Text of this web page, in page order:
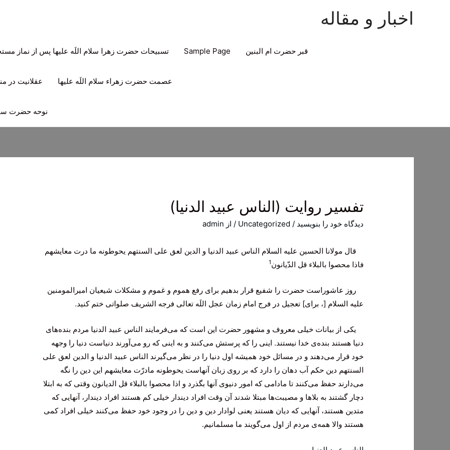
اخبار و مقاله
قبر حضرت ام البنین Sample Page تسبیحات حضرت زهرا سلام اللَه علیها پس از نماز
عصمت حضرت زهراء سلام اللَه علیها عقلانیت در
نوحه حضرت
تفسير روايت (الناس عبيد الدنيا)
دیدگاه‌ خود را بنویسید /
Uncategorized / از admin
قال مولانا الحسین علیه السلام الناس عبید الدنیا و الدین لعق علی السنتهم یحوطونه ما درت معایشهم
فاذا محصوا بالبلاء قل الدّیانون‌1
روز عاشوراست حضرت را شفیع قرار بدهیم برای رفع هموم و غموم و مشکلات شیعیان امیرالمومنین
علیه السلام [، برای‌] تعجیل در فرج امام زمان عجل اللَه تعالی فرجه الشریف صلواتی ختم کنید.
یکی از بیانات خیلی معروف و مشهور حضرت این است که می‌فرمایند الناس عبید الدنیا مردم بنده‌های
دنیا هستند بنده‌ی خدا نیستند. اینی را که پرستش می‌کنند و به اینی که رو می‌آورند دنیاست دنیا را وجهه
خود قرار می‌دهند و در مسائل خود همیشه اول دنیا را در نظر می‌گیرند الناس عبید الدنیا و الدین لعق علی
السنتهم دین حکم آب دهان را دارد که بر روی زبان آنهاست یحوطونه مادرّت معایشهم این دین را نگه
می‌دارند حفظ می‌کنند تا مادامی که امور دنیوی آنها بگذرد و اذا محصوا بالبلاء قل الدیانون وقتی که به ابتلا
دچار گشتند به بلاها و مصیبت‌ها مبتلا شدند آن وقت افراد دیندار خیلی کم هستند افراد دیندار، آنهایی که
متدین هستند، آنهایی که دیان هستند یعنی لوادار دین و دین را در وجود خود حفظ می‌کنند خیلی افراد کمی
هستند والا همه‌ی مردم از اول می‌گویند ما مسلمانیم.